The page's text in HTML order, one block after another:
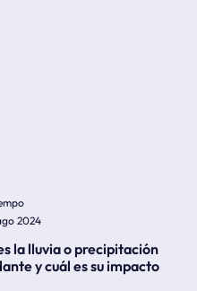
2024
la lluvia o precipitación
y cuál es su impacto